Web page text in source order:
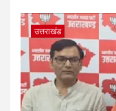
उत्तराखंड